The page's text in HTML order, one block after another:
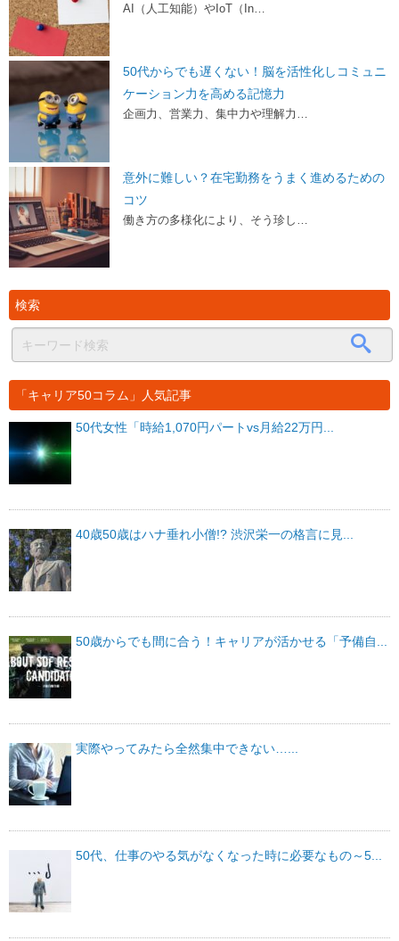
AI（人工知能）やIoT（In…
50代からでも遅くない！脳を活性化しコミュニ
ケーション力を高める記憶力
企画力、営業力、集中力や理解力…
意外に難しい？在宅勤務をうまく進めるための
コツ
働き方の多様化により、そう珍し…
検索
「キャリア50コラム」人気記事
50代女性「時給1,070円パートvs月給22万円...
40歳50歳はハナ垂れ小僧!? 渋沢栄一の格言に見...
50歳からでも間に合う！キャリアが活かせる「予備自...
実際やってみたら全然集中できない…...
50代、仕事のやる気がなくなった時に必要なもの～5...